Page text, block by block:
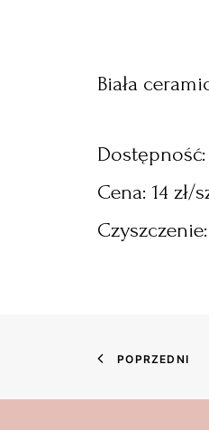
Biała
Cena: 14 zł/
Czyszczenie:
POPRZEDNI